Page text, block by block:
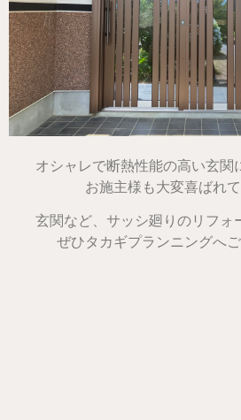
オシャレで断熱性能の高い玄関
お施主様も大変喜ばれて
玄関など、サッシ廻りのリフォ
ぜひタカギプランニングへご